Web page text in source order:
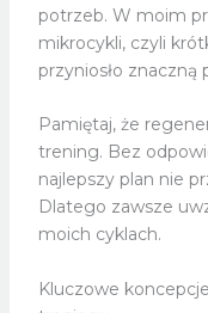
potrzeb. W moim
mikrocykli, czyli
przyniosło znaczną
Pamiętaj, że
trening. Bez
najlepszy plan nie
Dlatego zawsze
moich cyklach.
Kluczowe